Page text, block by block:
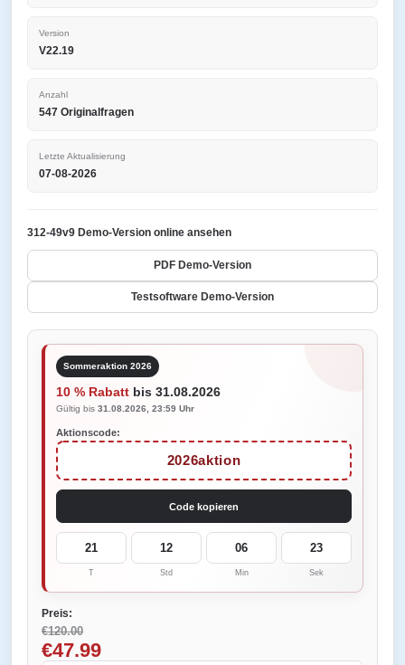
Version
V22.19
Anzahl
547 Originalfragen
Letzte Aktualisierung
07-08-2026
312-49v9 Demo-Version online ansehen
PDF Demo-Version
Testsoftware Demo-Version
Sommeraktion 2026
10 % Rabatt bis 31.08.2026
Gültig bis 31.08.2026, 23:59 Uhr
Aktionscode:
2026aktion
Code kopieren
21
T
12
Std
06
Min
23
Sek
Preis:
€120.00
€47.99